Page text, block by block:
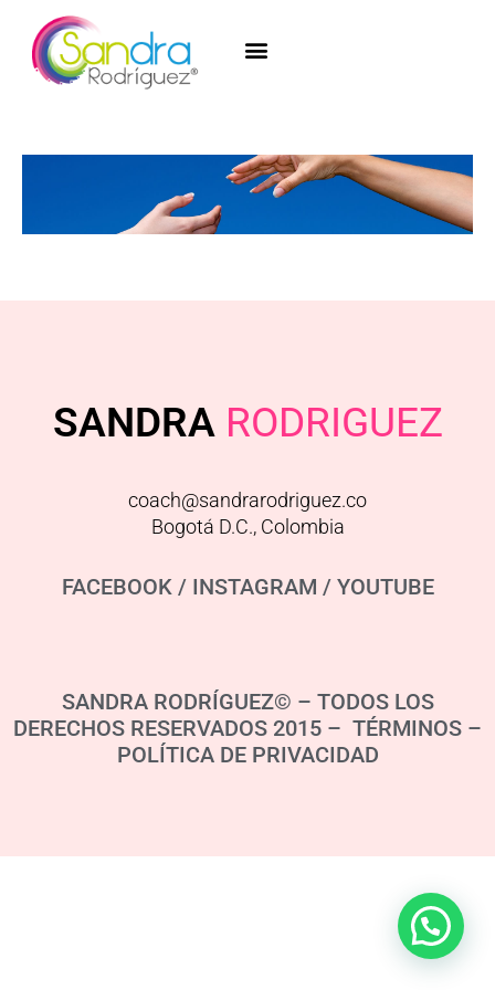
SANDRA RODRIGUEZ
coach@sandrarodriguez.co
Bogotá D.C., Colombia
FACEBOOK/ INSTAGRAM / YOUTUBE
SANDRA RODRÍGUEZ© – TODOS LOS
DERECHOS RESERVADOS 2015 – TÉRMINOS –
POLÍTICA DE PRIVACIDAD